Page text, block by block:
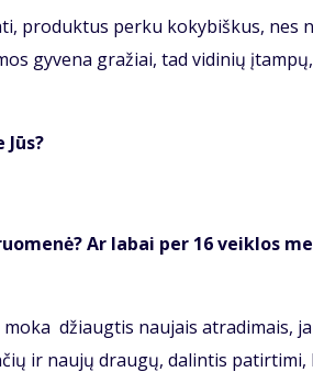
pro­duk­tus per­ku ko­ky­biš­kus, nes
gy­ve­na gra­žiai, tad vi­di­nių įtam­pų,
Ar la­bai per 16 veik­los
mo­ka džiaug­tis nau­jais at­ra­di­mais,
ir nau­jų drau­gų, da­lin­tis